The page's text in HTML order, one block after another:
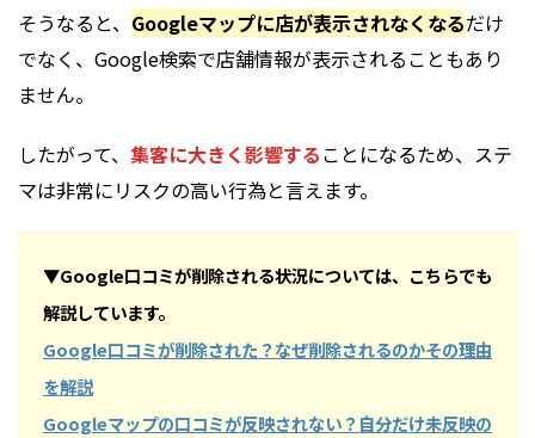
そうなると、 Googleマップに店が表示されなくなるだけ
でなく、Google検索で店舗情報が表示されることもあり
ません。
したがって、 集客に大きく影響することになるため、ステ
マは非常にリスクの高い行為と言えます。
▼Google口コミが削除される状況については、こちらでも
解説しています。
Google口コミが削除された？なぜ削除されるのかその理由
を解説
Googleマップの口コミが反映されない？自分だけ未反映の